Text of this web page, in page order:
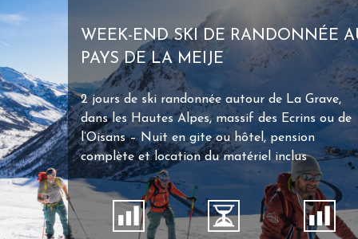
WEEK-END SKI DE RANDONNÉE
PAYS DE LA MEIJE
2 jours de ski randonnée autour de La Grave,
dans les Hautes Alpes, massif des Ecrins ou de
l’Oisans – Nuit en gite ou hôtel, pension
complète et location du matériel inclus